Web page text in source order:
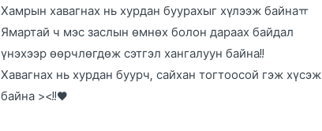
Хамрын хавагнах нь хурдан буурахыг хүлээж байнаㅠ
Ямартай ч мэс заслын өмнөх болон дараах байдал
үнэхээр өөрчлөгдөж сэтгэл хангалуун байна!!
Хавагнах нь хурдан буурч, сайхан тогтоосой гэж хүсэж
байна ><!!♥